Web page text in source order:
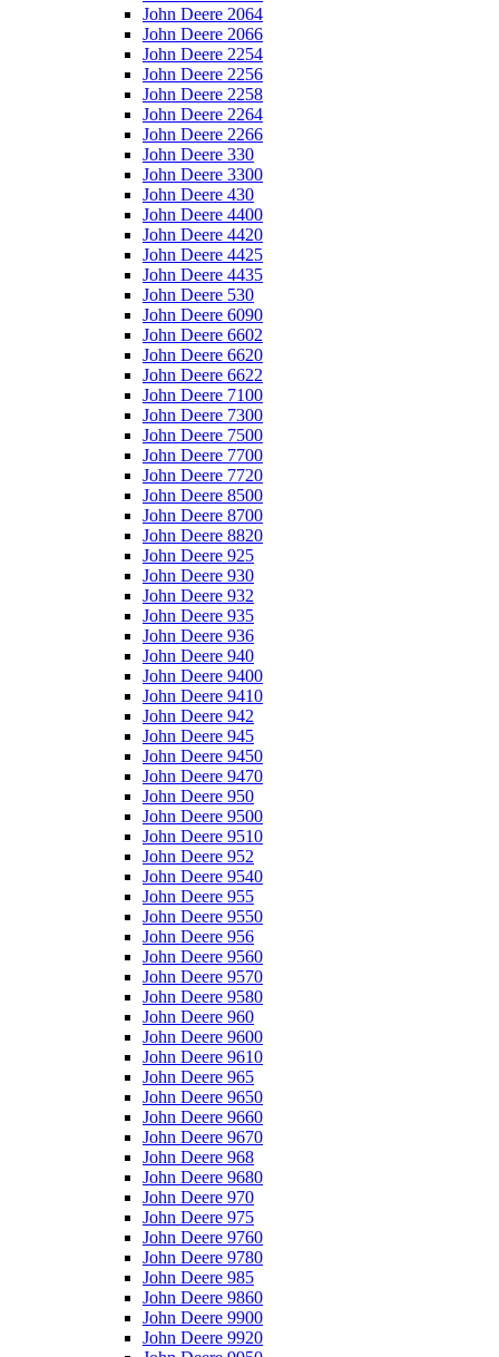
John Deere 2064
John Deere 2066
John Deere 2254
John Deere 2256
John Deere 2258
John Deere 2264
John Deere 2266
John Deere 330
John Deere 3300
John Deere 430
John Deere 4400
John Deere 4420
John Deere 4425
John Deere 4435
John Deere 530
John Deere 6090
John Deere 6602
John Deere 6620
John Deere 6622
John Deere 7100
John Deere 7300
John Deere 7500
John Deere 7700
John Deere 7720
John Deere 8500
John Deere 8700
John Deere 8820
John Deere 925
John Deere 930
John Deere 932
John Deere 935
John Deere 936
John Deere 940
John Deere 9400
John Deere 9410
John Deere 942
John Deere 945
John Deere 9450
John Deere 9470
John Deere 950
John Deere 9500
John Deere 9510
John Deere 952
John Deere 9540
John Deere 955
John Deere 9550
John Deere 956
John Deere 9560
John Deere 9570
John Deere 9580
John Deere 960
John Deere 9600
John Deere 9610
John Deere 965
John Deere 9650
John Deere 9660
John Deere 9670
John Deere 968
John Deere 9680
John Deere 970
John Deere 975
John Deere 9760
John Deere 9780
John Deere 985
John Deere 9860
John Deere 9900
John Deere 9920